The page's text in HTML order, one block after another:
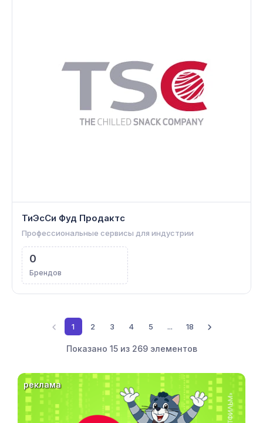
ТиЭсСи Фуд Продактс
Профессиональные сервисы для индустрии
0
Брендов
Показано 15из 269элементов
1 2 3 4 5 ... 18
реклама